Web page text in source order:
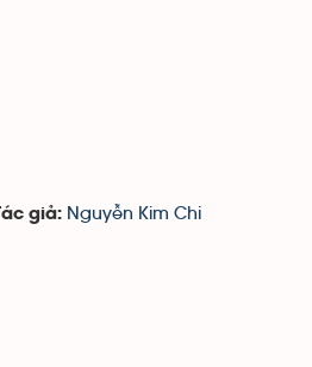
Tác giả: Nguyễn Kim Chi